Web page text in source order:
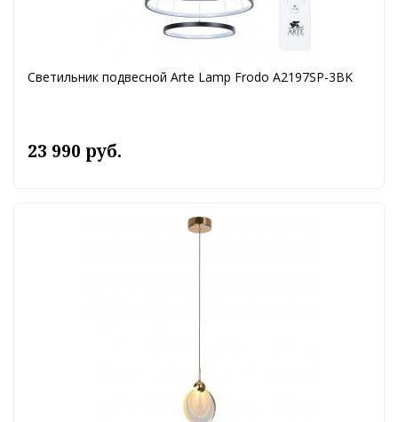
Светильник подвесной Arte Lamp Frodo A2197SP-3BK
23 990 руб.